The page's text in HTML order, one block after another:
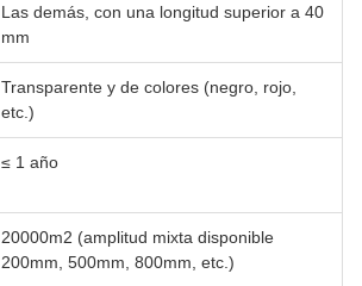
Las demás, con una longitud superior a 40
mm
Transparente y de colores (negro, rojo,
etc.)
≤ 1 año
20000m2 (amplitud mixta disponible
200mm, 500mm, 800mm, etc.)